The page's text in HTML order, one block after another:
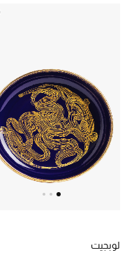
لوبجيت